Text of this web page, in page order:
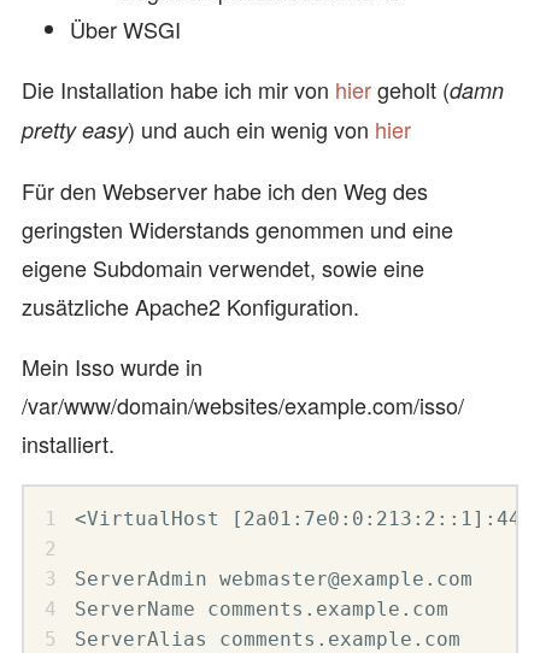
Über WSGI
Die Installation habe ich mir von hiergeholt (damn
pretty easy) und auch ein wenig von hier
Für den Webserver habe ich den Weg des
geringsten Widerstands genommen und eine
eigene Subdomain verwendet, sowie eine
zusätzliche Apache2 Konfiguration.
Mein Isso wurde in
/var/www/domain/websites/example.com/isso/
installiert.
<VirtualHost
ServerAdmin webmaster@example.com
ServerName comments.example.com
ServerAlias comments.example.com